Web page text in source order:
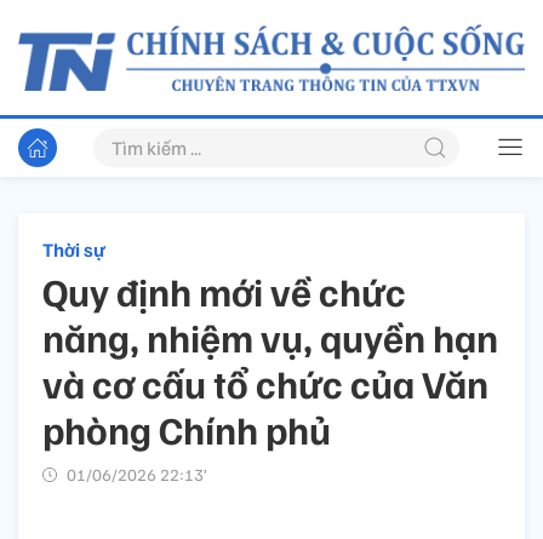
Thời sự
Quy định mới về chức
năng, nhiệm vụ, quyền hạn
và cơ cấu tổ chức của Văn
phòng Chính phủ
01/06/2026 22:13’